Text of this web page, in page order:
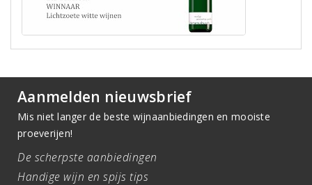
Aanmelden nieuwsbrief
Mis niet langer de beste wijnaanbiedingen en mooiste
proeverijen!
De scherpste aanbiedingen
Handige wijn en spijs tips